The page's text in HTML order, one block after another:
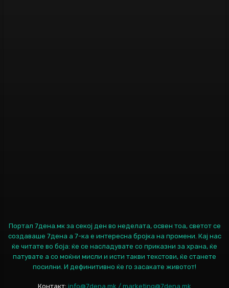
Портал 7дена.мк за секој ден во неделата, освен тоа, светот се
создаваше 7дена а 7-ка е интересна бројка на промени. Кај нас
ќе читате во боја: ќе се насладувате со приказни за храна, ќе
патувате а со моќни мисли и исти такви текстови, ќе станете
посилни. И дефинитивно ќе го засакате животот!
Контакт: info@7dena.mk / marketing@7dena.mk